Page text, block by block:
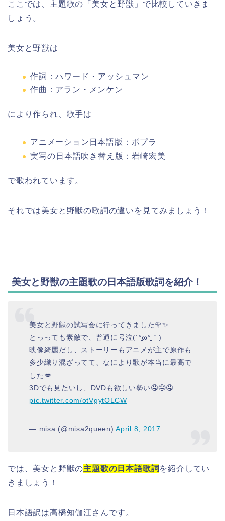
ここでは、主題歌の「美女と野獣」で比較していきま
しょう。
美女と野獣は
作詞：ハワード・アッシュマン
作曲：アラン・メンケン
により作られ、歌手は
アニメーション 日本語版： ポプラ
実写の 日本語吹き替え版：岩崎宏美
で歌われています。
それでは美女と野獣の歌詞の違いを見てみましょう！
美女と野獣の主題歌の日本語版歌詞を紹介！
美女と野獣の試写会に行ってきました🌹✨
とっっても素敵で、普通に号泣(´°̥̥̥̥̥̥̥̥ω°̥̥̥̥̥̥̥̥｀)
映像綺麗だし、ストーリーもアニメが主で原作も
多少織り混ざってて、なにより歌が本当に最高で
した💋
3Dでも見たいし、DVDも欲しい勢い🤤🤤🤤
pic.twitter.com/otVgytOLCW
— misa (@misa2queen)April 8, 2017
では、美女と野獣の主題歌の日本語歌詞 を紹介してい
きましょう！
日本語訳は高橋知伽江さんです。